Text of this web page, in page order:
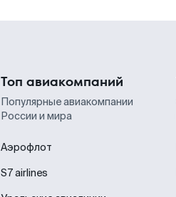
Топ авиакомпаний
Популярные авиакомпании
России и мира
Аэрофлот
S7 airlines